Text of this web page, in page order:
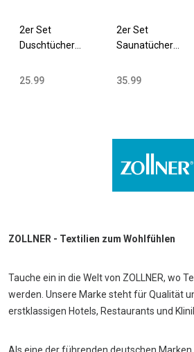
2er Set
Duschtücher
Baumwolle 420
25.99
2er Set
Saunatücher
Baumwolle 420
35.99
ZOLLNER - Textilien zum Wohlfühlen
Tauche ein in die Welt von ZOLLNER, wo
werden. Unsere Marke steht für Qualität
erstklassigen Hotels, Restaurants und